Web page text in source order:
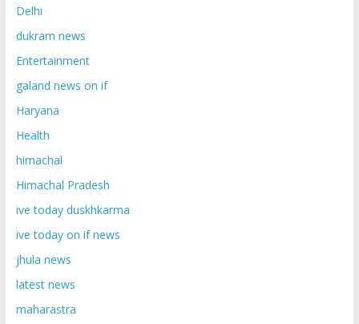
Delhi
dukram news
Entertainment
galand news on if
Haryana
Health
himachal
Himachal Pradesh
ive today duskhkarma
ive today on if news
jhula news
latest news
maharastra